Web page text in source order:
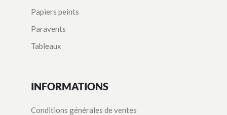
Papiers peints
Paravents
Tableaux
INFORMATIONS
Conditions générales de ventes